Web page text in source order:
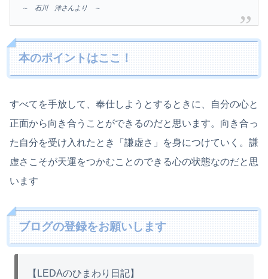
～ 石川 洋さんより ～
本のポイントはここ！
すべてを手放して、奉仕しようとするときに、自分の心と
正面から向き合うことができるのだと思います。向き合っ
た自分を受け入れたとき「謙虚さ」を身につけていく。謙
虚さこそが天運をつかむことのできる心の状態なのだと思
います
ブログの登録をお願いします
【LEDAのひまわり日記】